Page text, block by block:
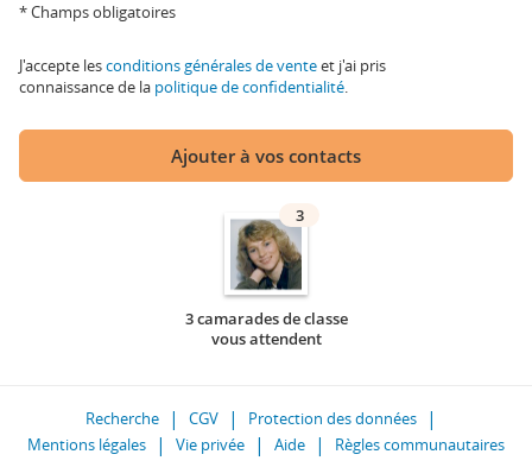
* Champs obligatoires
J'accepte lesconditions générales de venteet j'ai pris
connaissance de la politique de confidentialité.
Ajouter à vos contacts
3
3 camarades de classe
vous attendent
Recherche CGV
Protection des données
Mentions légales
Vie privée Aide Règles communautaires